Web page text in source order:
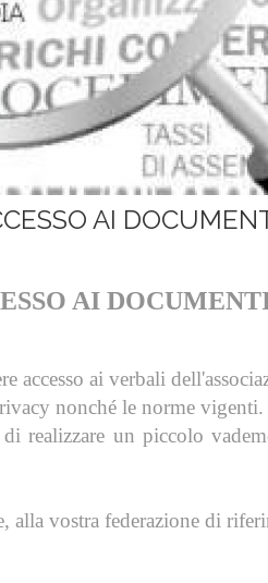
AI
AI
accesso ai verbali
nonché le norme vigenti.
realizzare un piccolo
vostra federazione di